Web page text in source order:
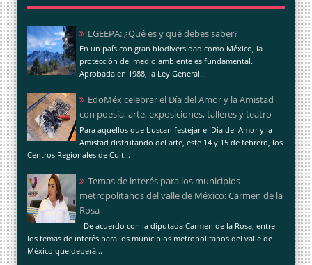
LGEEPA: ¿Qué es y qué debes saber?
En un país con gran biodiversidad como México, la
protección del medio ambiente es fundamental.
Aprobada en 1988, la Ley General...
EdoMéx celebrar el Día del Amor y la Amistad
con poesía, arte, exposiciones, talleres y teatro
Para aquellos que buscan festejar el Día del Amor y la
Amistad disfrutando del arte, este 14 y 15 de febrero, los
Centros Regionales de Cult...
Temas de interés para los municipios
metropolitanos del valle de México: Carmen de la
Rosa
De acuerdo con la diputada Carmen de la Rosa, entre
los temas de interés para los municipios metropolitanos del valle de
México que deberá...